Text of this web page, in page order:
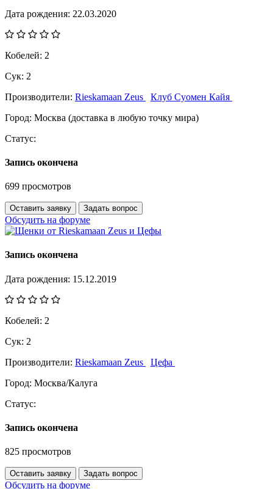
Дата рождения: 22.03.2020
Кобелей: 2
Сук: 2
Производители: Rieskamaan Zeus
Клуб Суомен Кайя
Город: Москва (доставка в любую точку мира)
Статус:
Запись окончена
699 просмотров
Оставить заявку Задать вопрос
Обсудить на форуме
Запись окончена
Дата рождения: 15.12.2019
Кобелей: 2
Сук: 2
Производители: Rieskamaan Zeus
Цефа
Город: Москва/Калуга
Статус:
Запись окончена
825 просмотров
Оставить заявку Задать вопрос
Обсудить на форуме